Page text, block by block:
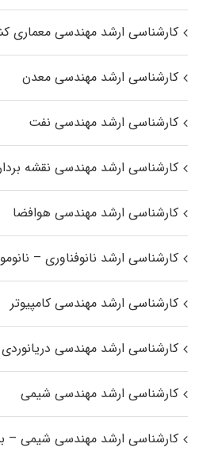
کارشناسی ارشد مهندسی معماری
کارشناسی ارشد مهندسی معدن
کارشناسی ارشد مهندسی نفت
کارشناسی ارشد مهندسی نقشه
کارشناسی ارشد مهندسی هوافضا
کارشناسی ارشد نانوفناوری –
کارشناسی ارشد مهندسی کامپیوتر
کارشناسی ارشد مهندسی دریانوردی
کارشناسی ارشد مهندسی شیمی
کارشناسی ارشد مهندسی شیمی –